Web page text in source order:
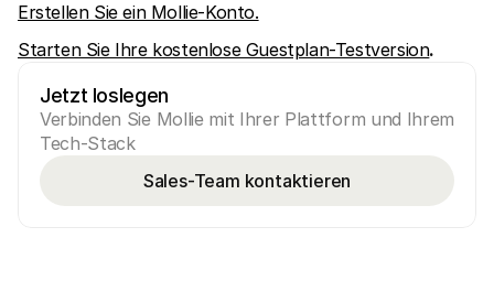
Erstellen Sie ein Mollie-Konto.
Starten Sie Ihre kostenlose Guestplan-Testversion.
Jetzt loslegen
Verbinden Sie Mollie mit Ihrer Plattform und Ihrem
Tech-Stack
Sales-Team kontaktieren